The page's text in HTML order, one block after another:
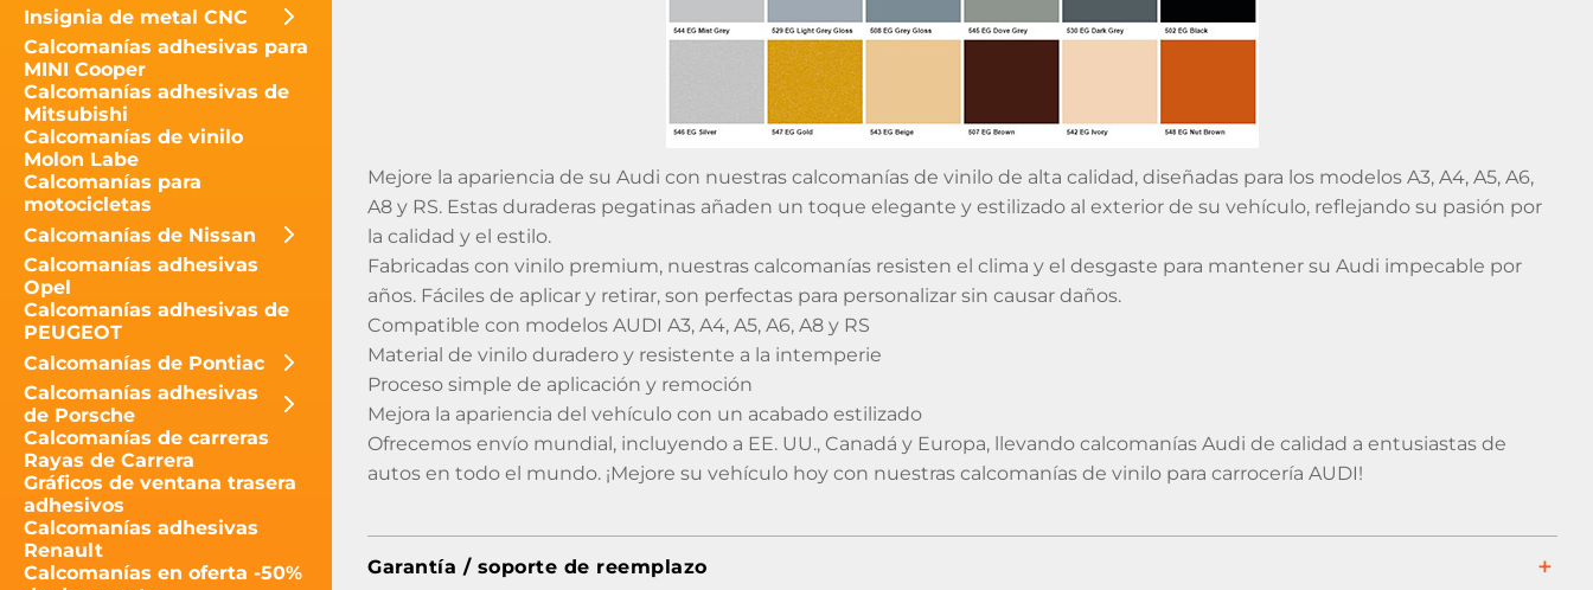
Insignia de metal CNC
Calcomanías adhesivas para
MINI Cooper
Calcomanías adhesivas de
Mitsubishi
Calcomanías de vinilo
Molon Labe
Calcomanías para
motocicletas
Calcomanías de Nissan
Calcomanías adhesivas
Opel
Calcomanías adhesivas de
PEUGEOT
Calcomanías de Pontiac
Calcomanías adhesivas
de Porsche
Calcomanías de carreras
Rayas de Carrera
Gráficos de ventana trasera
adhesivos
Calcomanías adhesivas
Renault
Calcomanías en oferta -50%
Mejore la apariencia de su Audi con nuestras calcomanías de vinilo de alta calidad, diseñadas para los modelos A3, A4, A5, A6,
A8 y RS. Estas duraderas pegatinas añaden un toque elegante y estilizado al exterior de su vehículo, reflejando su pasión por
la calidad y el estilo.
Fabricadas con vinilo premium, nuestras calcomanías resisten el clima y el desgaste para mantener su Audi impecable por
años. Fáciles de aplicar y retirar, son perfectas para personalizar sin causar daños.
Compatible con modelos AUDI A3, A4, A5, A6, A8 y RS
Material de vinilo duradero y resistente a la intemperie
Proceso simple de aplicación y remoción
Mejora la apariencia del vehículo con un acabado estilizado
Ofrecemos envío mundial, incluyendo a EE. UU., Canadá y Europa, llevando calcomanías Audi de calidad a entusiastas de
autos en todo el mundo. ¡Mejore su vehículo hoy con nuestras calcomanías de vinilo para carrocería AUDI!
Garantía / soporte de reemplazo